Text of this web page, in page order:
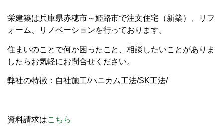
栄建築は兵庫県赤穂市～姫路市で注文住宅（新築）、リフ
ォーム、リノベーションを行っております。
住まいのことで何か困ったこと、相談したいことがありま
したらお気軽にお問合せください。
弊社の特徴：自社施工/ハニカム工法/SK工法/
資料請求はこちら